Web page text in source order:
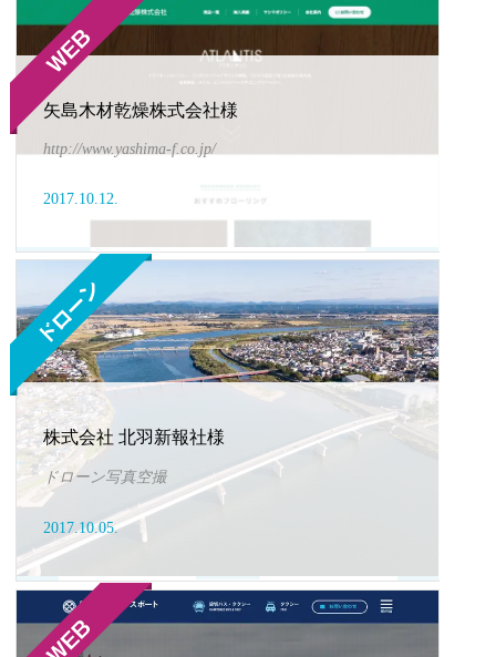
矢島木材乾燥株式会社様
http://www.yashima-f.co.jp/
2017.10.12.
株式会社 北羽新報社様
ドローン写真空撮
2017.10.05.